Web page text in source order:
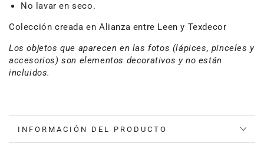
No lavar en seco.
Colección creada en Alianza entre Leen y Texdecor
Los objetos que aparecen en las fotos (lápices, pinceles y
accesorios) son elementos decorativos y no están
incluidos.
INFORMACIÓN DEL PRODUCTO